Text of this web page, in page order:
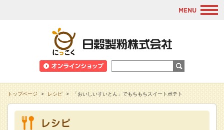
トップページ > レシピ > 「おいしいすいとん」でもちもちスイートポテト